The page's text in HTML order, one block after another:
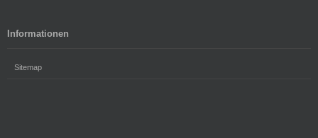
Informationen
Sitemap